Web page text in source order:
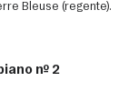
Bleuse (regente).
nº 2